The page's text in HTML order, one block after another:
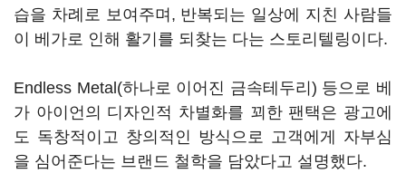
습을 차례로 보여주며, 반복되는 일상에 지친 사람들
이 베가로 인해 활기를 되찾는 다는 스토리텔링이다.
Endless Metal(하나로 이어진 금속테두리) 등으로 베
가 아이언의 디자인적 차별화를 꾀한 팬택은 광고에
도 독창적이고 창의적인 방식으로 고객에게 자부심
을 심어준다는 브랜드 철학을 담았다고 설명했다.